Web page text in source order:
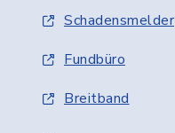
Schadensmelder
Fundbüro
Breitband